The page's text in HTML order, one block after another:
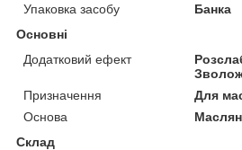
Упаковка засобу
Банка
Основні
Додатковий ефект
Призначення
Для
Основа
Склад